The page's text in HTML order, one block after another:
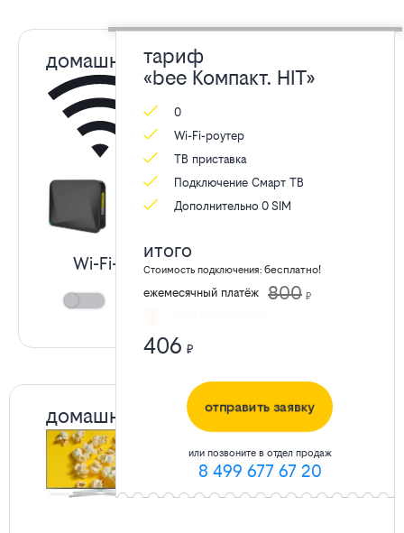
Компакт.
HIT
билайн
Апрелевке
тариф
«bee Компакт. HIT»
0
Wi-Fi-роутер
ТВ приставка
Подключение Смарт ТВ
Дополнительно 0SIM
итого
Стоимость подключения: бесплатно!
ежемесячный платёж 800 ₽
406 ₽
отправить заявку
или позвоните в отдел продаж
8 499 677 67 20
домашний интернет
200 Мбит/с
500 Мбит/с
Wi-Fi-роутер «Smart Box GIGA»
аренда₽/мес
домашнее ТВ
221канал подробнее